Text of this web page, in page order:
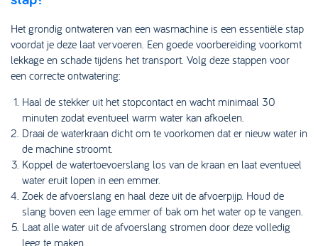
Het grondig ontwateren van een wasmachine is een essentiële stap
voordat je deze laat vervoeren. Een goede voorbereiding voorkomt
lekkage en schade tijdens het transport. Volg deze stappen voor
een correcte ontwatering:
Haal de stekker uit het stopcontact en wacht minimaal 30
minuten zodat eventueel warm water kan afkoelen.
Draai de waterkraan dicht om te voorkomen dat er nieuw water in
de machine stroomt.
Koppel de watertoevoerslang los van de kraan en laat eventueel
water eruit lopen in een emmer.
Zoek de afvoerslang en haal deze uit de afvoerpijp. Houd de
slang boven een lage emmer of bak om het water op te vangen.
Laat alle water uit de afvoerslang stromen door deze volledig
leeg te maken.